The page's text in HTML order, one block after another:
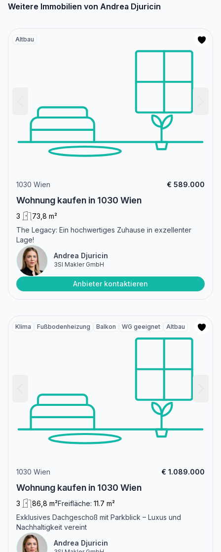
Weitere Immobilien von Andrea Djuricin
Altbau
1030 Wien € 589.000
Wohnung kaufen in 1030 Wien
3
73,8 m²
The Legacy: Ein hochwertiges Zuhause in exzellenter
Lage!
Andrea Djuricin
3SI Makler GmbH
Anbieter kontaktieren
Klima Fußbodenheizung Balkon WG geeignet Altbau
1030 Wien € 1.089.000
Wohnung kaufen in 1030 Wien
3 86,8 m²Freifläche: 11.7 m²
Exklusives Dachgeschoß mit Parkblick – Luxus und
Nachhaltigkeit vereint
Andrea Djuricin